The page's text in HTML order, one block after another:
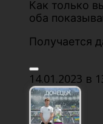
Как только
оба
Получается
14.01.2023 в